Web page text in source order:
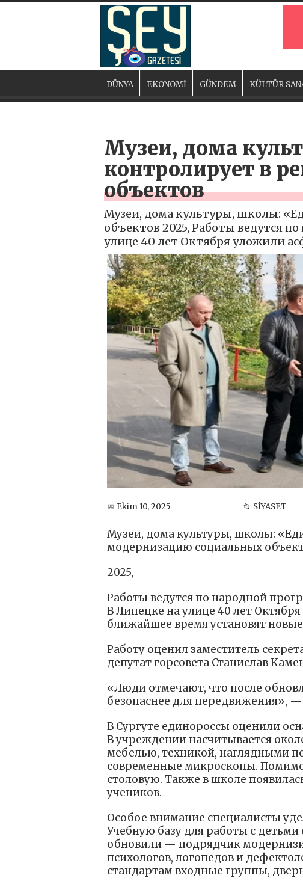
DÜNYA EKONOMİ GÜNDEM KÜLTÜR
Музеи, дома
контролирует в
объектов
Музеи, дома культуры, школы:
объектов 2025, Работы ведутся
улице 40 лет Октября уложили
📅 Ekim 10, 2025 📂 SİYASET
Музеи, дома культуры, школы:
модернизацию социальных
2025,
Работы ведутся по народной
В Липецке на улице 40 лет
ближайшее время установят
Работу оценил заместитель
депутат горсовета Станислав
«Люди отмечают, что после
безопаснее для передвижения», —
В Сургуте единороссы оценили
В учреждении насчитывается
мебелью, техникой, наглядными
современные микроскопы.
столовую. Также в школе
учеников.
Особое внимание специалисты
Учебную базу для работы с
обновили — подрядчик
психологов, логопедов и
стандартам входные группы,